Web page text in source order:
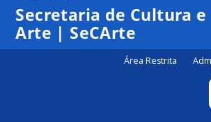
Secretaria de Cultura e
Arte | SeCArte
Área Restrita
1:00